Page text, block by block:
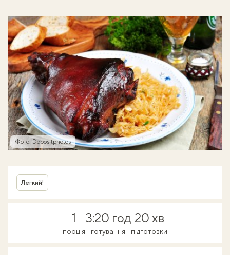
Фото: Depositphotos
Легкий!
1
порція
3:20 год
готування
20 хв
підготовки